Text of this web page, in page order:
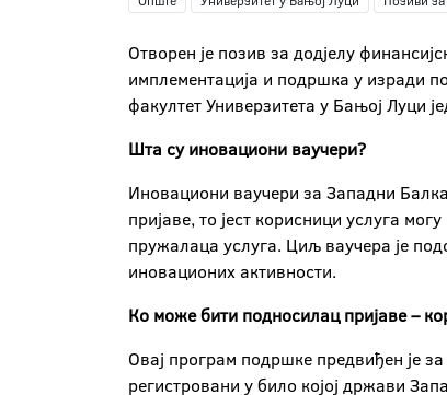
Отворен је позив за додјелу
имплементација и подршка у изради
факултет Универзитета у Бањој Луци
Шта су иновациони ваучери?
Иновациони ваучери за Западни
пријаве, то јест корисници услуга
пружалаца услуга. Циљ ваучера је
иновационих активности.
Ко може бити подносилац пријаве –
Овај програм подршке предвиђен је
регистровани у било којој држави